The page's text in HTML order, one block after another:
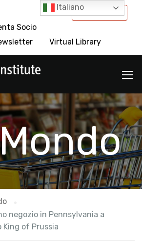
International
Socio
Virtual Library
negozio in Pennsylvania a
King of Prussia
Italiano